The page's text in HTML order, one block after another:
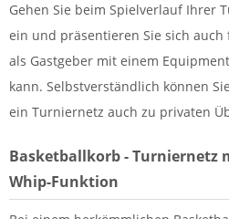
Gehen Sie beim Spielverlauf Ihrer
ein und präsentieren Sie sich
als Gastgeber mit einem
kann. Selbstverständlich können
ein Turniernetz auch zu privaten
Basketballkorb - Turniernetz
Whip-Funktion